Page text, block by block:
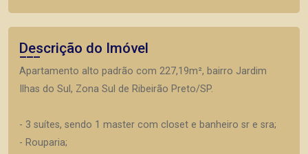
Descrição do Imóvel
Apartamento alto padrão com 227,19m², bairro Jardim
Ilhas do Sul, Zona Sul de Ribeirão Preto/SP.
- 3 suítes, sendo 1 master com closet e banheiro sr e sra;
- Rouparia;